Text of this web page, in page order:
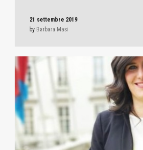
21 settembre 2019
by Barbara Masi